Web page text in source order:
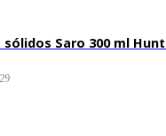
sólidos Saro 300 ml